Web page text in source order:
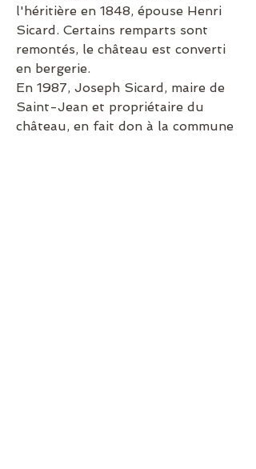
l'héritière en 1848, épouse Henri
Sicard. Certains remparts sont
remontés, le château est converti
en bergerie.
En 1987, Joseph Sicard, maire de
Saint-Jean et propriétaire du
château, en fait don à la commune